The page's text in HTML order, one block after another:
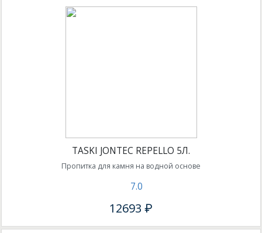
TASKI JONTEC REPELLO 5Л.
Пропитка для камня на водной основе
7.0
12693 ₽